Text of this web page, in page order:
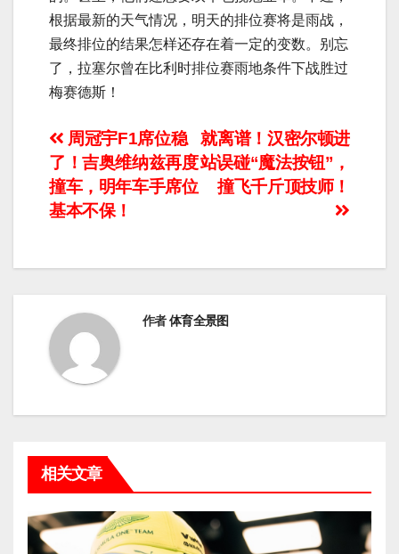
根据最新的天气情况，明天的排位赛将是雨战，
最终排位的结果怎样还存在着一定的变数。别忘
了，拉塞尔曾在比利时排位赛雨地条件下战胜过
梅赛德斯！
文
章
导
就离谱！汉密尔顿进
站误碰“魔法按钮”，
撞飞千斤顶技师！
周冠宇F1席位稳
了！吉奥维纳兹再度
撞车，明年车手席位
基本不保！
作者体育全景图
相关文章